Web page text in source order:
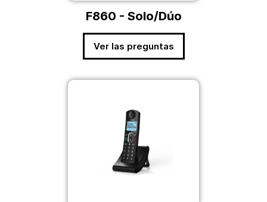
F860 - Solo/Dúo
Ver las preguntas